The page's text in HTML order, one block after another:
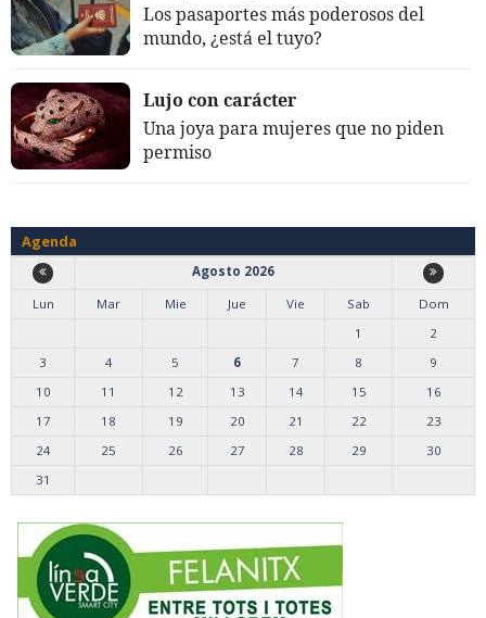
Los pasaportes más poderosos del
mundo, ¿está el tuyo?
Lujo con carácter
Una joya para mujeres que no piden
permiso
Agenda
Agosto 2026
Lun
Mar Mie Jue Vie Sab
Dom
1
2
3
4 5 6 7 8
9
10
11 12 13 14 15
16
17
18 19 20 21 22
23
24
25 26 27 28 29
30
31